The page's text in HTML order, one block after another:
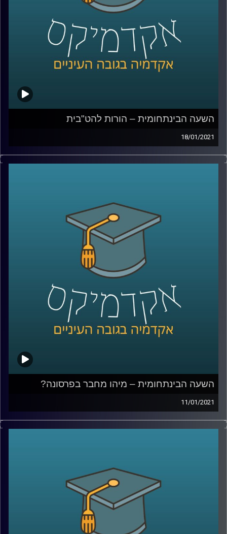
השעה הבינתחומית – הורות להט"בית
18/01/2021
בישראל, מדינה מעודדת ילודה, כולם רוצים
ד"ר גבע שנקמן לכברג פסיכולוג קליני מביה"ס
איבצ'ר לפסיכולוגיה, חוקר היבייים פסיכולוגים
של נטיות מיניות, ומסביר על מחקריו הסוקרים
את הרצון של זוגות הומואים ולסביות להיות
הורים- למה בישראל הרצון אפילו גדול יותר
ממדינות אחרות, כיצד הנבדקים העריכו את
סיכויהם להיות הורים, עד כמה המצב המשפט
בישראל משפיע על הערכת הסיכוי, ומהי
השפעת הסטיגמה בהקשר של הרצון להפוך
השעה הבינתחומית – מיהו מחבר בפרסונה?
11/01/2021
מהי פרסונה? למי מגיע ה"קרדיט" בהקשר של פרסום של
דמות? ומה התיאוריות בעזרתן ניתן לבחון שאלות אלה?
משפטים, טכנולוגיה וחדשנות עסקית בהנחייתו של סגן הדיקן
ביה"ס למשפטים פרופ' ליאור זמר, חקרה במסגרת התזה שלה
בדיוק את השאלות האלה.
מוזמנים לשעה בה נבחן את כל השאלות הללו (ועוד רבות
אחרות), תוך מתן דוגמאות מעולם התרבות